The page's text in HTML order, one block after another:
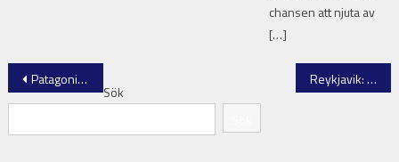
chansen att njuta av
[…]
Inläggsnavigering
Patagonien på Våren – Ett Naturparadis i Argentina och Chile Reykjavik: varma källor och norrsken i karg natur
Sök